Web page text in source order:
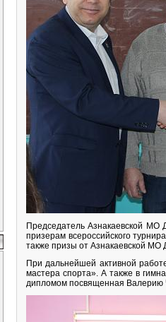
Председатель Азнакаевской МО
призерам всероссийского
также призы от Азнакаевской
При дальнейшей активной
мастера спорта». А также в
дипломом посвященная Валерию